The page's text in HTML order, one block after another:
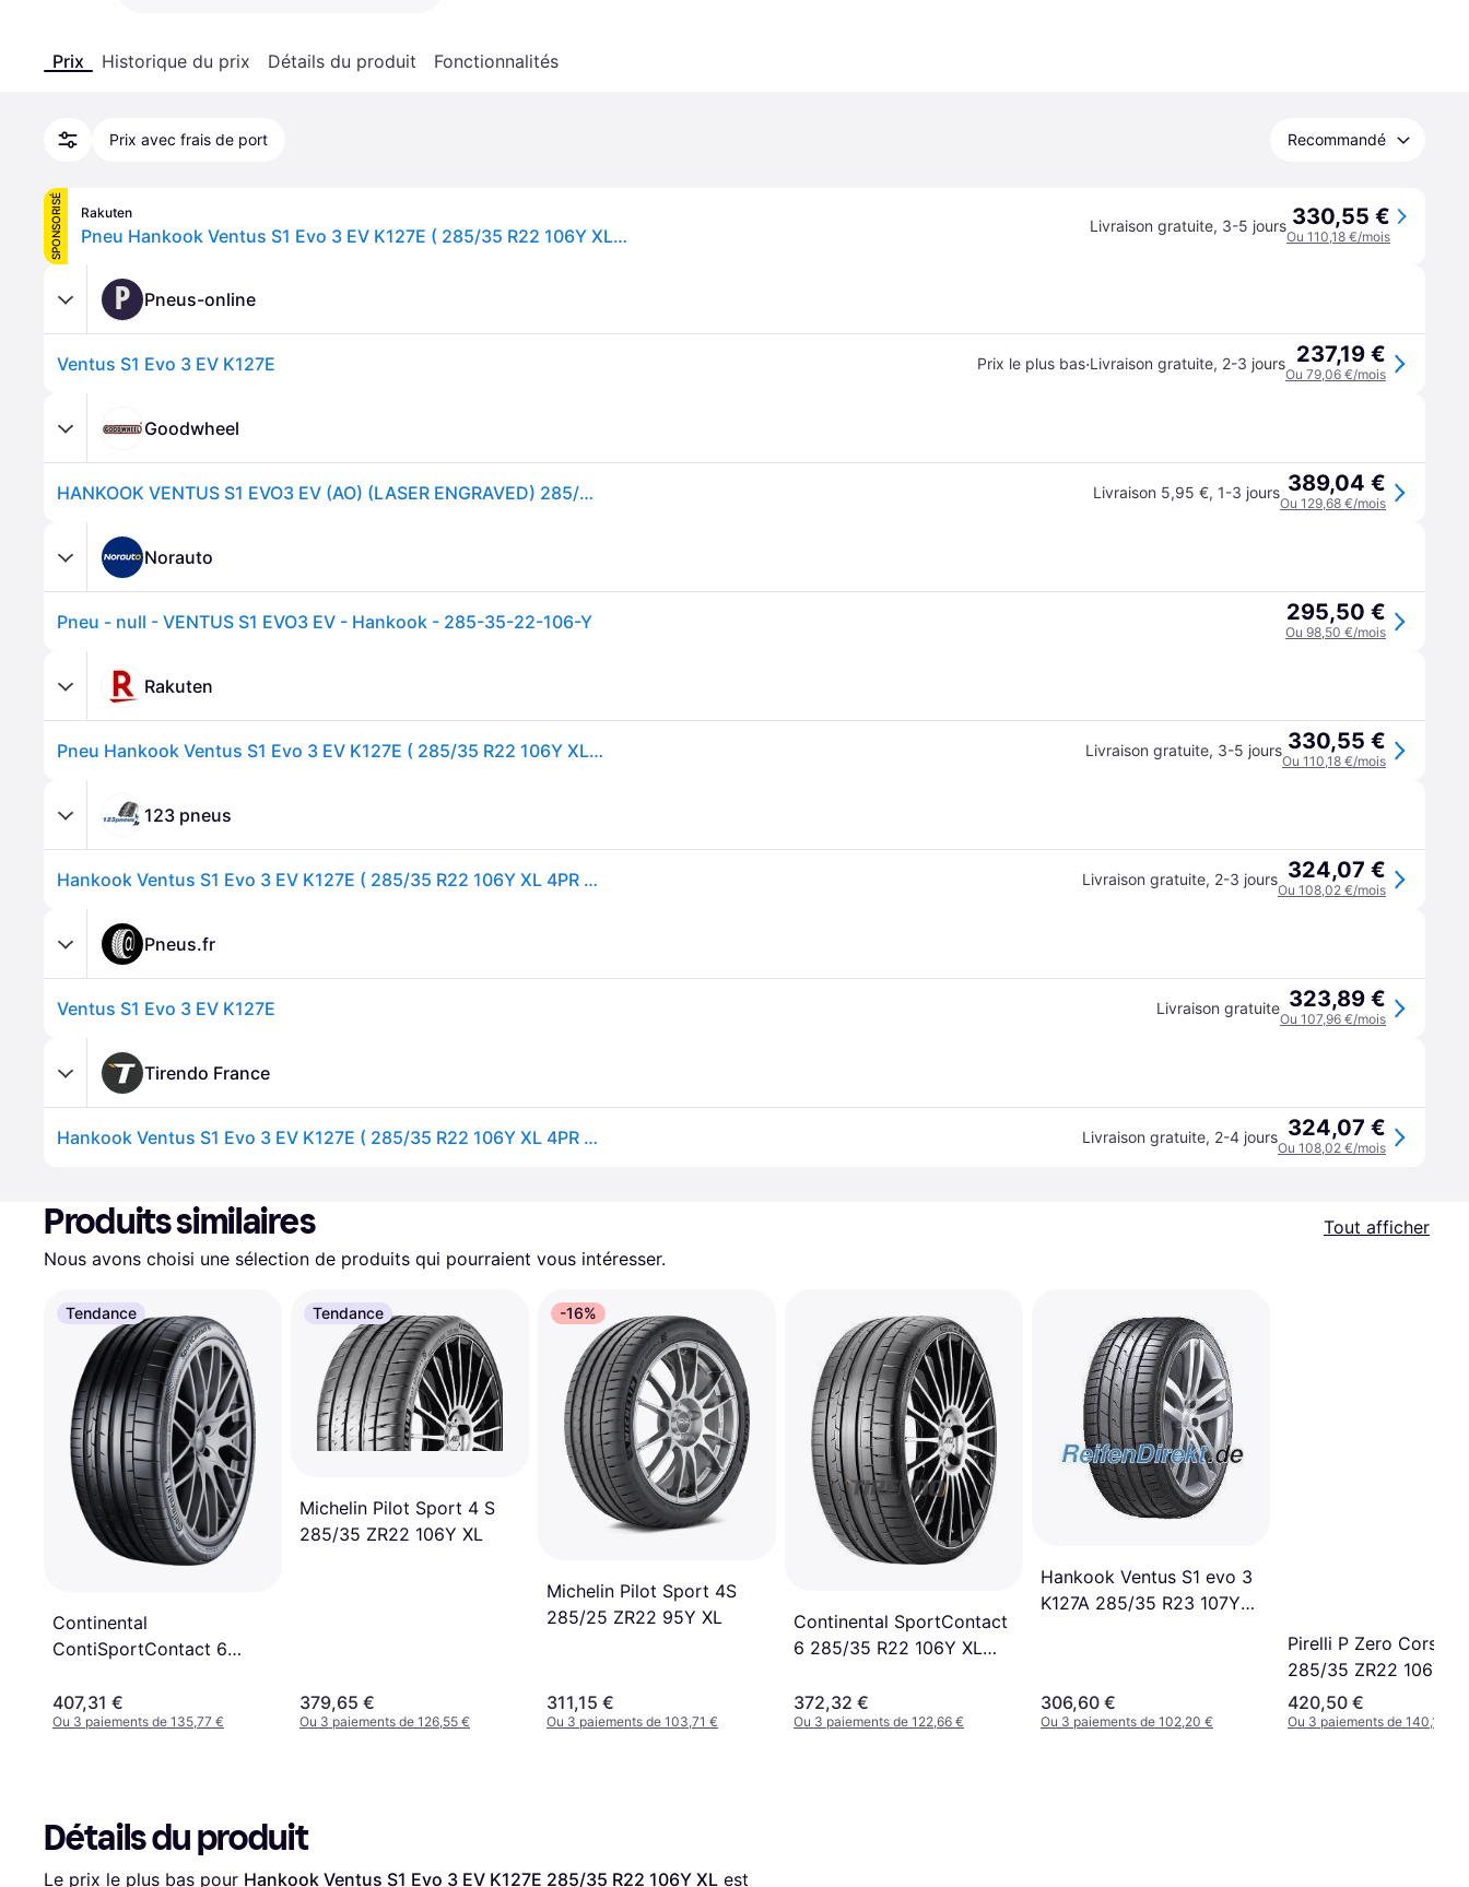
Prix Historique du prix Détails du produit Fonctionnalités
Prix avec frais de port Recommandé
SPONSORISÉ Rakuten
Pneu Hankook Ventus S1 Evo 3 EV K127E ( 285/35 R22 106Y XL 4PR AO, EV, SoundAbsorber, SBL ) Livraison gratuite, 3-5 jours 330,55 €
Ou 110,18 €/mois
P Pneus-online
Ventus S1 Evo 3 EV K127E Prix le plus bas·Livraison gratuite, 2-3 jours 237,19 €
Ou 79,06 €/mois
Goodwheel
HANKOOK VENTUS S1 EVO3 EV (AO) (LASER ENGRAVED) 285/35R22 106Y (AO) (LASER ENGRAVED) XL SBL SOUND ABSORBER Livraison 5,95 €, 1-3 jours 389,04 €
Ou 129,68 €/mois
Norauto
Pneu - null - VENTUS S1 EVO3 EV - Hankook - 285-35-22-106-Y 295,50 €
Ou 98,50 €/mois
Rakuten
Pneu Hankook Ventus S1 Evo 3 EV K127E ( 285/35 R22 106Y XL 4PR AO, EV, SoundAbsorber, SBL ) Livraison gratuite, 3-5 jours 330,55 €
Ou 110,18 €/mois
123 pneus
Hankook Ventus S1 Evo 3 EV K127E ( 285/35 R22 106Y XL 4PR AO, EV, SoundAbsorber, avec protège-jante (MFS) SBL ) Livraison gratuite, 2-3 jours 324,07 €
Ou 108,02 €/mois
Pneus.fr
Ventus S1 Evo 3 EV K127E Livraison gratuite 323,89 €
Ou 107,96 €/mois
Tirendo France
Hankook Ventus S1 Evo 3 EV K127E ( 285/35 R22 106Y XL 4PR AO, EV, SoundAbsorber, avec protège-jante (MFS) SBL ) Livraison gratuite, 2-4 jours 324,07 €
Ou 108,02 €/mois
Produits similaires
Tout afficher
Nous avons choisi une sélection de produits qui pourraient vous intéresser.
Tendance
Continental
ContiSportContact 6
ContiSilent FR
407,31 €
Ou 3 paiements de 135,77 €
Tendance
Michelin Pilot Sport 4 S
285/35 ZR22 106Y XL
379,65 €
Ou 3 paiements de 126,55 €
-16%
Michelin Pilot Sport 4S
285/25 ZR22 95Y XL
311,15 €
Ou 3 paiements de 103,71 €
Continental SportContact
6 285/35 R22 106Y XL
372,32 €
Ou 3 paiements de 122,66 €
Hankook Ventus S1 evo 3
K127A 285/35 R23 107Y
306,60 €
Ou 3 paiements de 102,20 €
Pirelli P Zero Corsa
285/35 ZR22 106Y
420,50 €
Ou 3 paiements de 140,16 €
Détails du produit
Le prix le plus bas pour Hankook Ventus S1 Evo 3 EV K127E 285/35 R22 106Y XL